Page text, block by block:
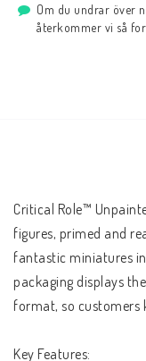
Om du undrar över
återkommer vi så
Critical Role™
figures, primed and
fantastic miniatures
packaging displays
format, so customers
Key Features: